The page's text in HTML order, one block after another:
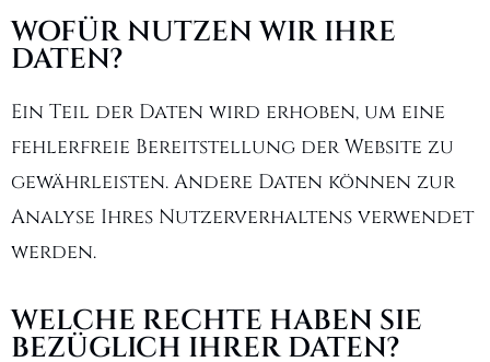
WOFÜR NUTZEN WIR IHRE
DATEN?
Ein Teil der Daten wird erhoben, um eine
fehlerfreie Bereitstellung der Website zu
gewährleisten. Andere Daten können zur
Analyse Ihres Nutzerverhaltens verwendet
werden.
WELCHE RECHTE HABEN SIE
BEZÜGLICH IHRER DATEN?